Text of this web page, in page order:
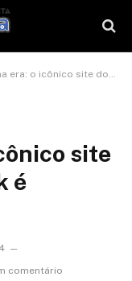
site do Cartoon Network é descontinuado
site
é
comentário